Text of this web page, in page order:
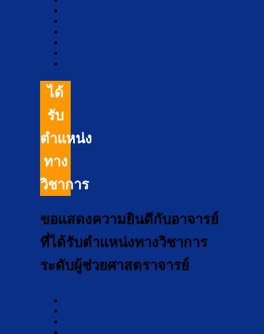
ได้
รับ
ตำแหน่ง
ทาง
วิชาการ
ขอแสดงความยินดีกับอาจารย์
ที่ได้รับตำแหน่งทางวิชาการ
ระดับผู้ช่วยศาสตราจารย์